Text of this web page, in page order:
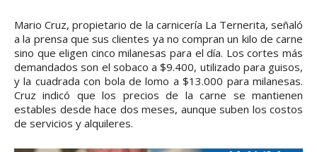
Mario Cruz, propietario de la carnicería La Ternerita, señaló
a la prensa que sus clientes ya no compran un kilo de carne
sino que eligen cinco milanesas para el día. Los cortes más
demandados son el sobaco a $9.400, utilizado para guisos,
y la cuadrada con bola de lomo a $13.000 para milanesas.
Cruz indicó que los precios de la carne se mantienen
estables desde hace dos meses, aunque suben los costos
de servicios y alquileres.